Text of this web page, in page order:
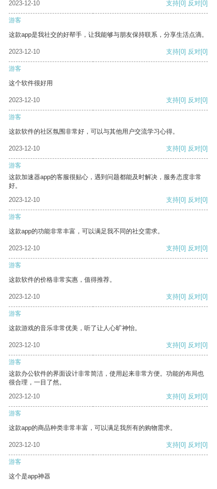
2023-12-10 支持[0] 反对[0]
游客
这款app是我社交的好帮手，让我能够与朋友保持联系，分享生活点滴。
2023-12-10 支持[0] 反对[0]
游客
这个软件很好用
2023-12-10 支持[0] 反对[0]
游客
这款软件的社区氛围非常好，可以与其他用户交流学习心得。
2023-12-10 支持[0] 反对[0]
游客
这款加速器app的客服很贴心，遇到问题都能及时解决，服务态度非常
好。
2023-12-10
支持[0] 反对[0]
游客
这款app的功能非常丰富，可以满足我不同的社交需求。
2023-12-10 支持[0] 反对[0]
游客
这款软件的价格非常实惠，值得推荐。
2023-12-10 支持[0] 反对[0]
游客
这款游戏的音乐非常优美，听了让人心旷神怡。
2023-12-10 支持[0] 反对[0]
游客
这款办公软件的界面设计非常简洁，使用起来非常方便。功能的布局也
很合理，一目了然。
2023-12-10
支持[0] 反对[0]
游客
这款app的商品种类非常丰富，可以满足我所有的购物需求。
2023-12-10 支持[0] 反对[0]
游客
这个是app神器